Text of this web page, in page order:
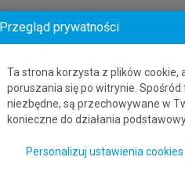
Alert
Przegląd prywatności
Ta strona korzysta z plików
poruszania się po witrynie.
niezbędne, są przechowywane w
konieczne do działania
Personalizuj ustawienia cookies